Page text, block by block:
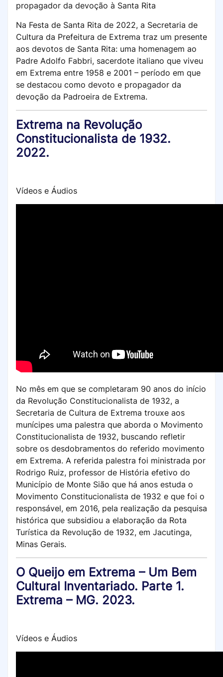
propagador da devoção à Santa Rita
Na Festa de Santa Rita de 2022, a Secretaria de
Cultura da Prefeitura de Extrema traz um presente
aos devotos de Santa Rita: uma homenagem ao
Padre Adolfo Fabbri, sacerdote italiano que viveu
em Extrema entre 1958 e 2001 – período em que
se destacou como devoto e propagador da
devoção da Padroeira de Extrema.
Extrema na Revolução
Constitucionalista de 1932.
2022.
Vídeos e Áudios
No mês em que se completaram 90 anos do início
da Revolução Constitucionalista de 1932, a
Secretaria de Cultura de Extrema trouxe aos
munícipes uma palestra que aborda o Movimento
Constitucionalista de 1932, buscando refletir
sobre os desdobramentos do referido movimento
em Extrema. A referida palestra foi ministrada por
Rodrigo Ruiz, professor de História efetivo do
Município de Monte Sião que há anos estuda o
Movimento Constitucionalista de 1932 e que foi o
responsável, em 2016, pela realização da pesquisa
histórica que subsidiou a elaboração da Rota
Turística da Revolução de 1932, em Jacutinga,
Minas Gerais.
O Queijo em Extrema – Um Bem
Cultural Inventariado. Parte 1.
Extrema – MG. 2023.
Vídeos e Áudios